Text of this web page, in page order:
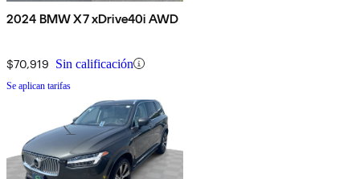
2024 BMW X7 xDrive40i AWD
$70,919 Sin calificación
Se aplican tarifas